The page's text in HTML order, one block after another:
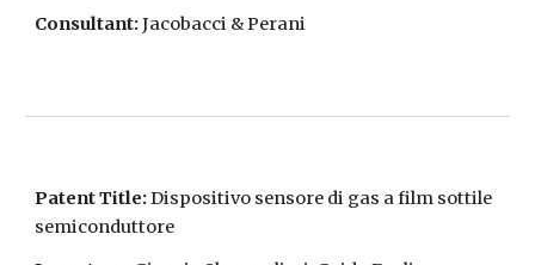
Consultant:Jacobacci & Perani
Patent Title:Dispositivo sensore di gas a film sottile
semiconduttore